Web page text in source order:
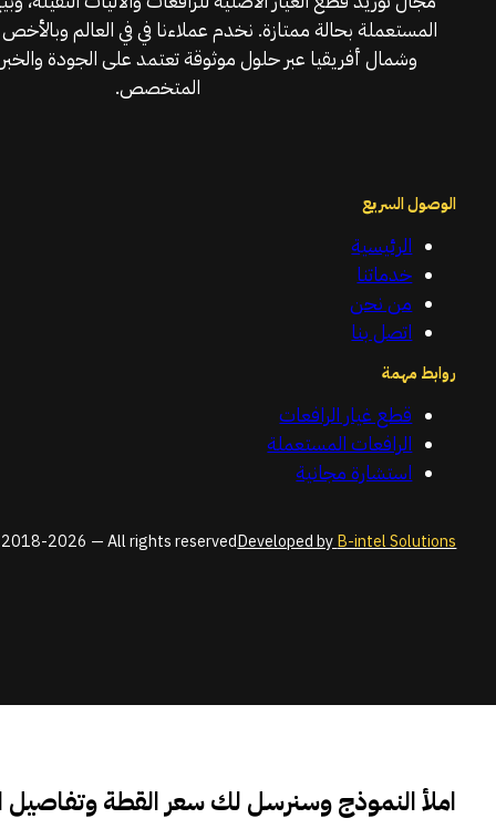
المستعملة بحالة ممتازة. نخدم عملاءنا في في العالم
وشمال أفريقيا عبر حلول موثوقة تعتمد على الجودة
المتخصص.
الوصول السريع
الرئيسية
خدماتنا
من نحن
اتصل بنا
روابط مهمة
قطع غيار الرافعات
الرافعات المستعملة
استشارة مجانية
2026 — All rights reservedDeveloped byB-intel Solutions
املأ النموذج وسنرسل لك سعر القطة